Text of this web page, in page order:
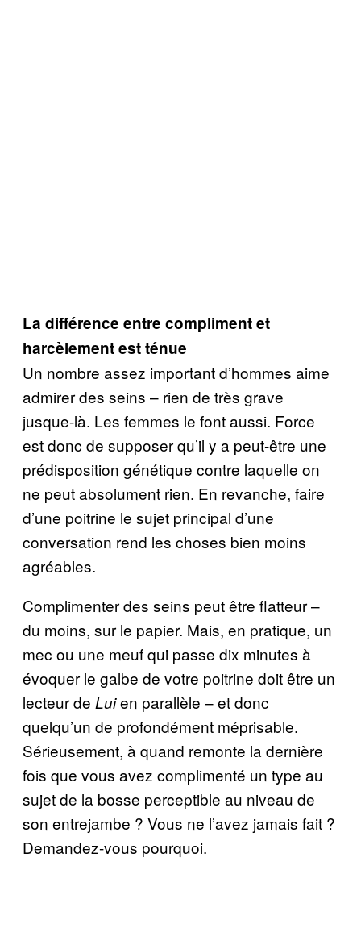
La différence entre compliment et
harcèlement est ténue
Un nombre assez important d’hommes aime
admirer des seins – rien de très grave
jusque-là. Les femmes le font aussi. Force
est donc de supposer qu’il y a peut-être une
prédisposition génétique contre laquelle on
ne peut absolument rien. En revanche, faire
d’une poitrine le sujet principal d’une
conversation rend les choses bien moins
agréables.
Complimenter des seins peut être flatteur –
du moins, sur le papier. Mais, en pratique, un
mec ou une meuf qui passe dix minutes à
évoquer le galbe de votre poitrine doit être un
lecteur de Luien parallèle – et donc
quelqu’un de profondément méprisable.
Sérieusement, à quand remonte la dernière
fois que vous avez complimenté un type au
sujet de la bosse perceptible au niveau de
son entrejambe ? Vous ne l’avez jamais fait ?
Demandez-vous pourquoi.